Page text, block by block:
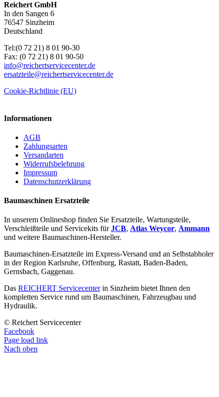
Reichert GmbH
In den Sangen 6
76547 Sinzheim
Deutschland
Tel:(0 72 21) 8 01 90-30
Fax: (0 72 21) 8 01 90-50
info@reichertservicecenter.de
ersatzteile@reichertservicecenter.de
Cookie-Richtlinie (EU)
Informationen
AGB
Zahlungsarten
Versandarten
Widerrufsbelehrung
Impressum
Datenschutzerklärung
Baumaschinen Ersatzteile
In unserem Onlineshop finden Sie Ersatzteile, Wartungsteile,
Verschleißteile und Servicekits fürJCB, Atlas Weycor, Ammann
und weitere Baumaschinen-Hersteller.
Baumaschinen-Ersatzteile im Express-Versand und an Selbstabholer
in der Region Karlsruhe, Offenburg, Rastatt, Baden-Baden,
Gernsbach, Gaggenau.
Das REICHERT Servicecenterin Sinzheim bietet Ihnen den
kompletten Service rund um Baumaschinen, Fahrzeugbau und
Hydraulik.
© Reichert Servicecenter
Facebook
Page load link
Nach oben